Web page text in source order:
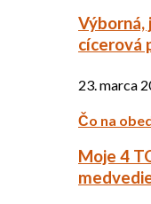
Výborná,
cícerová
23. marca
Čo na
Moje 4